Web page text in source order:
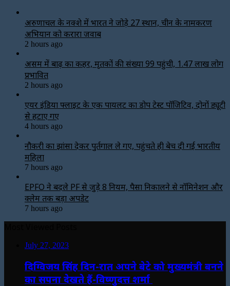
अरुणाचल के नक्शे में भारत ने जोड़े 27 स्थान, चीन के नामकरण
अभियान को करारा जवाब
2 hours ago
असम में बाढ़ का कहर, मृतकों की संख्या 99 पहुंची, 1.47 लाख लोग
प्रभावित
2 hours ago
एयर इंडिया फ्लाइट के एक पायलट का डोप टेस्ट पॉजिटिव, दोनों ड्यूटी
से हटाए गए
4 hours ago
नौकरी का झांसा देकर पुर्तगाल ले गए, पहुंचते ही बेच दी गई भारतीय
महिला
7 hours ago
EPFO ने बदले PF से जुड़े 8 नियम, पैसा निकालने से नॉमिनेशन और
क्लेम तक बड़ा अपडेट
7 hours ago
July 27, 2023
दिग्विजय सिंह दिन-रात अपने बेटे को मुख्यमंत्री बनने
का सपना देखते हैं-विष्णुदत्त शर्मा